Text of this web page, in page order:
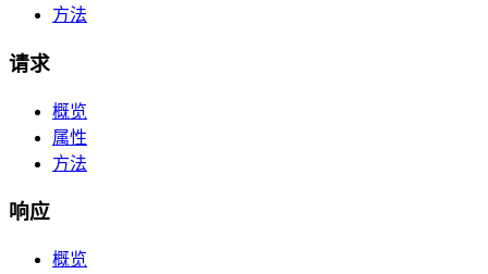
方法
请求
概览
属性
方法
响应
概览